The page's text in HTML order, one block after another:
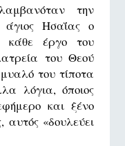
την
Ησαΐας ο
κάθε έργο του
του Θεού
του τίποτα
λόγια, όποιος
και ξένο
αυτός «δουλεύει